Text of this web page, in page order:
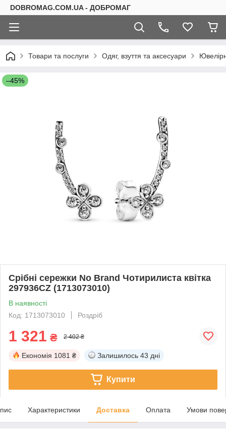
DOBROMAG.COM.UA - ДОБРОМАГ
Товари та послуги Одяг, взуття та аксесуари
–45%
Срібні сережки No Brand Чотирилиста квітка
297936CZ (1713073010)
В наявності
Код: 1713073010
Роздріб
1 321 ₴ 2 402 ₴
Економія 1081 ₴ Залишилось 43 дні
Купити
Характеристики Доставка Оплата Умови